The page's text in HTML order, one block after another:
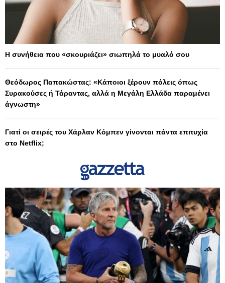
Η συνήθεια που «σκουριάζει» σιωπηλά το μυαλό σου
Θεόδωρος Παπακώστας: «Κάποιοι ξέρουν πόλεις όπως
Συρακούσες ή Τάραντας, αλλά η Μεγάλη Ελλάδα παραμένει
άγνωστη»
Γιατί οι σειρές του Χάρλαν Κόμπεν γίνονται πάντα επιτυχία
στο Netflix;